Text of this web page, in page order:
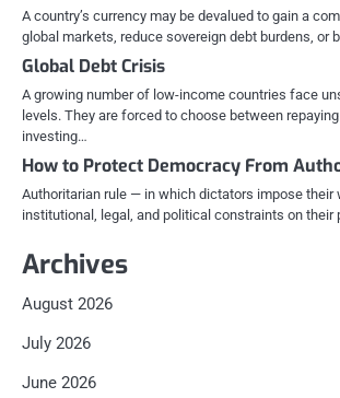
A country’s currency may be devalued to gain a
global markets, reduce sovereign debt burdens, or
Global Debt Crisis
A growing number of low-income countries face
levels. They are forced to choose between
investing…
How to Protect Democracy From
Authoritarian rule — in which dictators impose their
institutional, legal, and political constraints on their
Archives
August 2026
July 2026
June 2026